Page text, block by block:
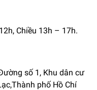
Chiều 13h – 17h.
số 1, Khu dân cư
phố Hồ Chí